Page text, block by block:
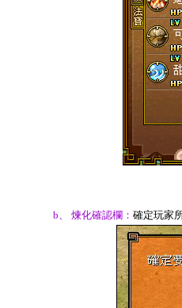
b、 煉化確認欄： 確定玩家